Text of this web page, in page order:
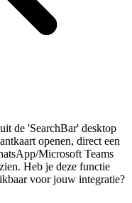
de 'SearchBar' desktop
openen, direct een
Microsoft Teams
Heb je deze functie
voor jouw integratie?